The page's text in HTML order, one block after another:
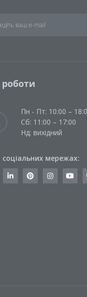
роботи
Пн - Пт: 10:00 –
Сб: 11:00 – 17:00
Нд: вихідний
мережах: